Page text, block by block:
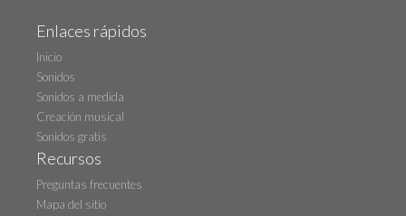
Enlaces rápidos
Inicio
Sonidos
Sonidos a medida
Creación musical
Sonidos gratis
Recursos
Preguntas frecuentes
Mapa del sitio